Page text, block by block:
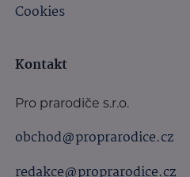
Cookies
Kontakt
Pro prarodiče s.r.o.
obchod@proprarodice.cz
redakce@proprarodice.cz